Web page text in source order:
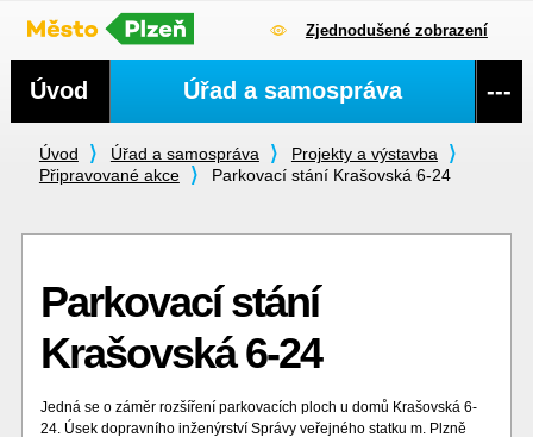
Zjednodušené zobrazení
Úvod Úřad a samospráva
Projekty a výstavba
Připravované akce
Parkovací stání Krašovská 6-24
Parkovací stání
Krašovská 6-24
Jedná se o záměr rozšíření parkovacích ploch u domů Krašovská 6-
24. Úsek dopravního inženýrství Správy veřejného statku m. Plzně
Navigace
Úvod Úřad a samospráva ---